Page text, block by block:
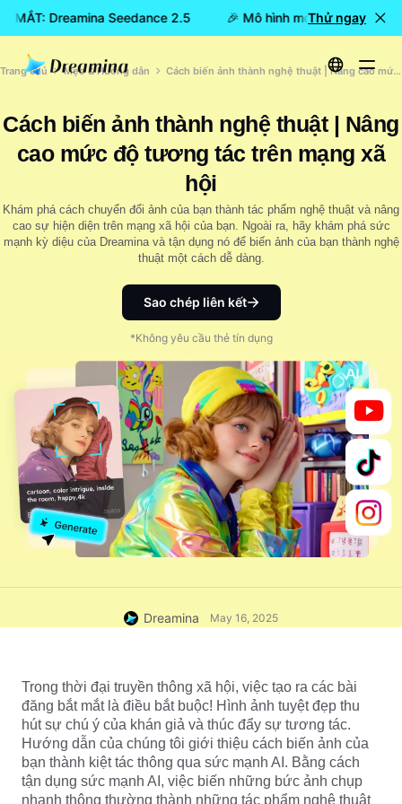
MẮT: Dreamina Seedance 2.5 🎉 Mô hình mới đã RA MẮT:
Thử ngay
Trang chủ Mẹo & Hướng dẫn Cách biến ảnh thành nghệ thuật | Nâng cao mức độ tương tác trên mạng xã hội
Cách biến ảnh thành nghệ thuật | Nâng
cao mức độ tương tác trên mạng xã
hội
Khám phá cách chuyển đổi ảnh của bạn thành tác phẩm nghệ thuật và nâng
cao sự hiện diện trên mạng xã hội của bạn. Ngoài ra, hãy khám phá sức
mạnh kỳ diệu của Dreamina và tận dụng nó để biến ảnh của bạn thành nghệ
thuật một cách dễ dàng.
Sao chép liên kết
*Không yêu cầu thẻ tín dụng
Dreamina May 16, 2025
Trong thời đại truyền thông xã hội, việc tạo ra các bài
đăng bắt mắt là điều bắt buộc! Hình ảnh tuyệt đẹp thu
hút sự chú ý của khán giả và thúc đẩy sự tương tác.
Hướng dẫn của chúng tôi giới thiệu cách biến ảnh của
bạn thành kiệt tác thông qua sức mạnh AI. Bằng cách
tận dụng sức mạnh AI, việc biến những bức ảnh chụp
nhanh thông thường thành những tác phẩm nghệ thuật